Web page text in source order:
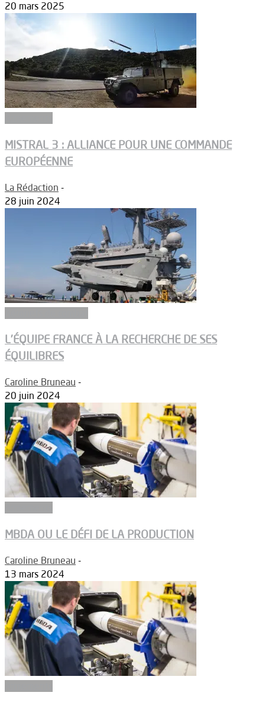
20 mars 2025
MISTRAL 3 : ALLIANCE POUR UNE COMMANDE
EUROPÉENNE
La Rédaction -
28 juin 2024
L’ÉQUIPE FRANCE À LA RECHERCHE DE SES
ÉQUILIBRES
Caroline Bruneau -
20 juin 2024
MBDA OU LE DÉFI DE LA PRODUCTION
Caroline Bruneau -
13 mars 2024